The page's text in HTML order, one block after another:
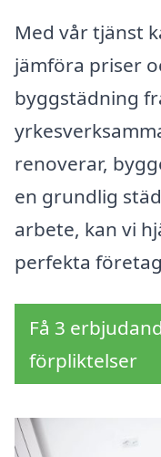
Med vår tjänst
jämföra priser
byggstädning
renoverar,
en grundlig
arbete, kan vi
perfekta
Få 3
förpliktelser